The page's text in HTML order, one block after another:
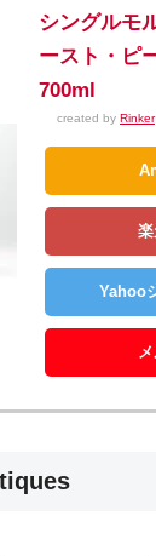
シングルモ
ースト・ピ
700ml
created by Rinker
Yahoo